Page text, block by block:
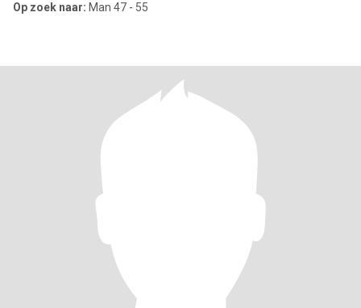
Op zoek naar: Man 47 - 55